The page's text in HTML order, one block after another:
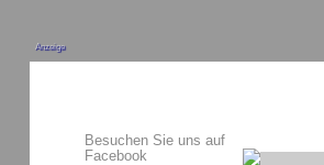
Anzeige
Besuchen Sie uns auf
Facebook